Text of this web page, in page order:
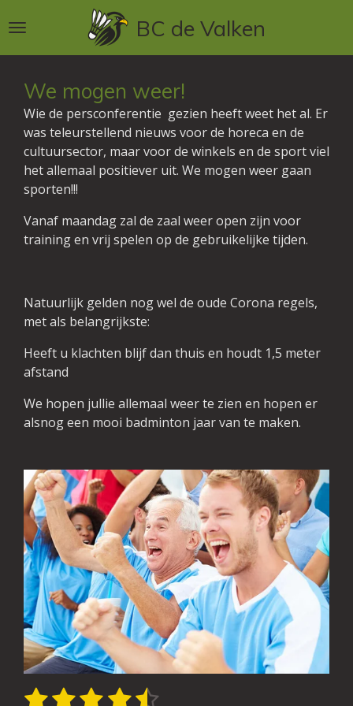
direct
naar
hoofdinhoud
BC de Valken
We mogen weer!
Wie de persconferentie gezien heeft weet het al. Er
was teleurstellend nieuws voor de horeca en de
cultuursector, maar voor de winkels en de sport viel
het allemaal positiever uit. We mogen weer gaan
sporten!!!
Vanaf maandag zal de zaal weer open zijn voor
training en vrij spelen op de gebruikelijke tijden.
Natuurlijk gelden nog wel de oude Corona regels,
met als belangrijkste:
Heeft u klachten blijf dan thuis en houdt 1,5 meter
afstand
We hopen jullie allemaal weer te zien en hopen er
alsnog een mooi badminton jaar van te maken.
R
1 2 3 4 5
S